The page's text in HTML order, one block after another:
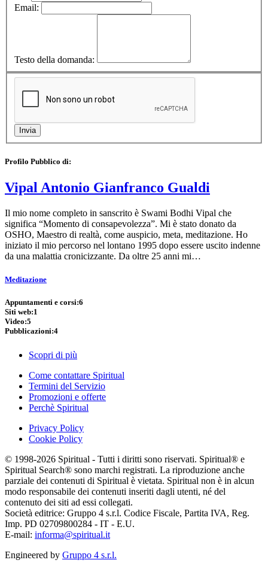
Email:
Testo della domanda:
Profilo Pubblico di:
Vipal Antonio Gianfranco Gualdi
Il mio nome completo in sanscrito è Swami Bodhi Vipal che
significa “Momento di consapevolezza”. Mi è stato donato da
OSHO, Maestro di realtà, come auspicio, meta, meditazione. Ho
iniziato il mio percorso nel lontano 1995 dopo essere uscito indenne
da una malattia cronicizzante. Da oltre 25 anni mi…
Meditazione
Appuntamenti e corsi:6
Siti web:1
Video:5
Pubblicazioni:4
Scopri di più
Come contattare Spiritual
Termini del Servizio
Promozioni e offerte
Perchè Spiritual
Privacy Policy
Cookie Policy
© 1998-2026 Spiritual - Tutti i diritti sono riservati. Spiritual® e
Spiritual Search® sono marchi registrati. La riproduzione anche
parziale dei contenuti di Spiritual è vietata. Spiritual non è in alcun
modo responsabile dei contenuti inseriti dagli utenti, né del
contenuto dei siti ad essi collegati.
Società editrice: Gruppo 4 s.r.l. Codice Fiscale, Partita IVA, Reg.
Imp. PD 02709800284 - IT - E.U.
E-mail: informa@spiritual.it
Engineered by Gruppo 4 s.r.l.